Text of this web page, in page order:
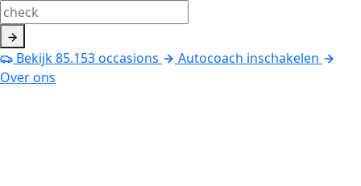
Bekijk85.153occasions
Autocoach inschakelen
Over ons